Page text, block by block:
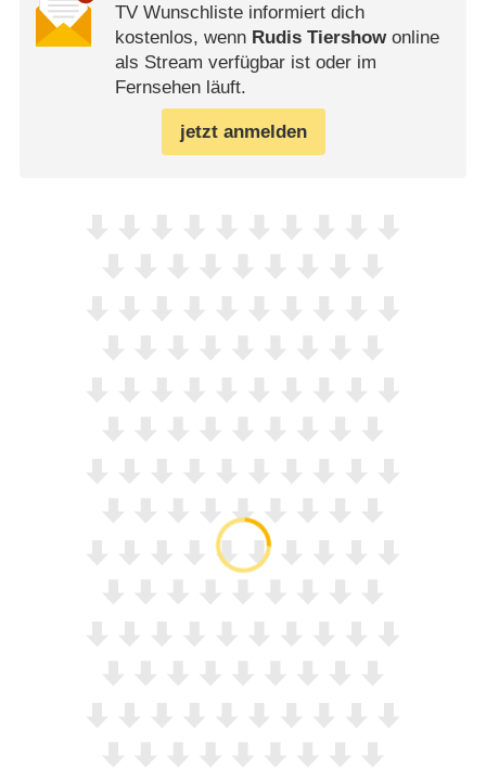
TV Wunschliste informiert dich
kostenlos, wenn Rudis Tiershowonline
als Stream verfügbar ist oder im
Fernsehen läuft.
jetzt anmelden